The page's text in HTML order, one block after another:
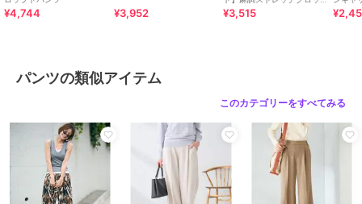
エステル 93% ポリウレタン 7% 裏
地 ポリエステル
商品のお取り扱い方法
特徴
すべてのパンツ
¥4,744 ¥3,952
ドパンツ
¥3,515
乾/イー
パンツの類似アイテム
このカテゴリーをすべてみる